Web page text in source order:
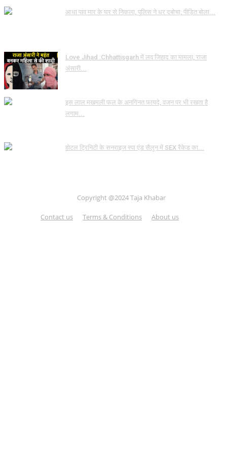
आधा पाव मार के घर से निकला, पुलिस ने धर दबोचा, पीड़ित बोला...
Love Jihad :Chhattisgarh में लव जिहाद का मामला, राजा
अंसारी...
इस लाल मखमली फल के अनगिनत फायदे, वजन पर भी रखता है
लगाम...
होटल ट्रिनिटी के सनराइज स्पा एंड सैलून में SEX रैकेड का...
Copyright @2024 Taja Khabar
Contact us Terms & Conditions About us